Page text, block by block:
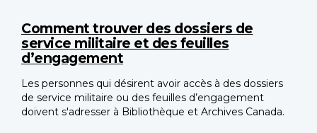
Comment trouver des dossiers de
service militaire et des feuilles
d’engagement
Les personnes qui désirent avoir accès à des dossiers
de service militaire ou des feuilles d’engagement
doivent s'adresser à Bibliothèque et Archives Canada.